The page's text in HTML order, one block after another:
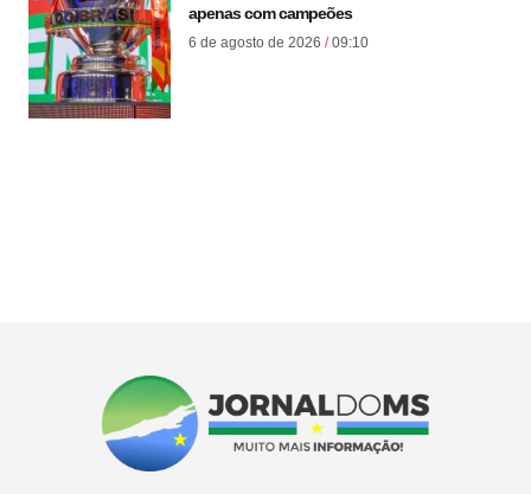
apenas com campeões
6 de agosto de 2026 09:10